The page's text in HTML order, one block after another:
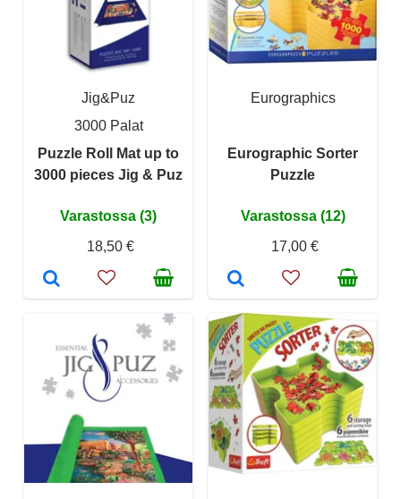
Jig&Puz
3000 Palat
Puzzle Roll Mat up to
3000 pieces Jig & Puz
Varastossa (3)
18,50 €
Eurographics
Eurographic Sorter
Puzzle
Varastossa (12)
17,00 €